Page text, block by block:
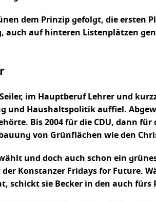
dem Prinzip gefolgt, die
auch auf hinteren Listenplätzen
im Hauptberuf Lehrer und
und Haushaltspolitik auffiel.
Bis 2004 für die CDU, dann
von Grünflächen wie den
und doch auch schon ein
Konstanzer Fridays for Future.
sie Becker in den auch fürs